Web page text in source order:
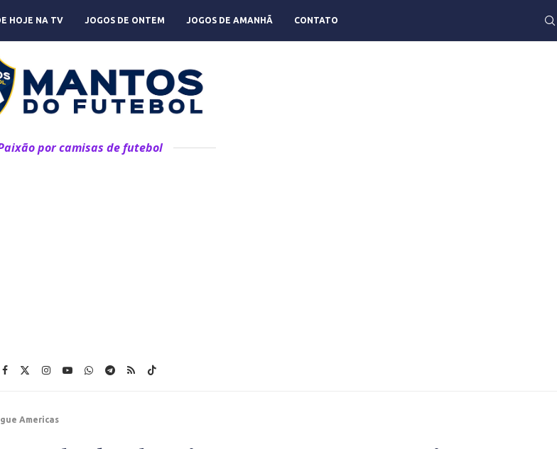
HOJE NA TV JOGOS DE ONTEM JOGOS DE AMANHÃ CONTATO
por camisas de futebol
Americas